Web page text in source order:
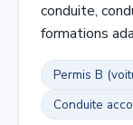
conduite,
formations
Permis B
Conduite